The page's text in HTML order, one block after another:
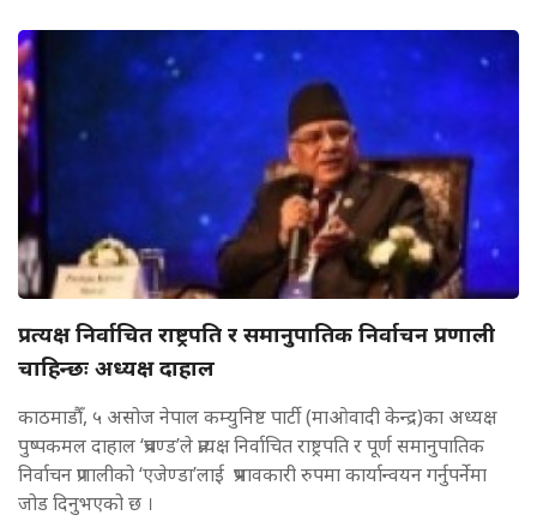
प्रत्यक्ष निर्वाचित राष्ट्रपति र समानुपातिक निर्वाचन प्रणाली
चाहिन्छः अध्यक्ष दाहाल
काठमाडौँ, ५ असोज नेपाल कम्युनिष्ट पार्टी (माओवादी केन्द्र)का अध्यक्ष
पुष्पकमल दाहाल ‘प्रचण्ड’ले प्रत्यक्ष निर्वाचित राष्ट्रपति र पूर्ण समानुपातिक
निर्वाचन प्रणालीको ‘एजेण्डा’लाई प्रभावकारी रुपमा कार्यान्वयन गर्नुपर्नेमा
जोड दिनुभएको छ ।